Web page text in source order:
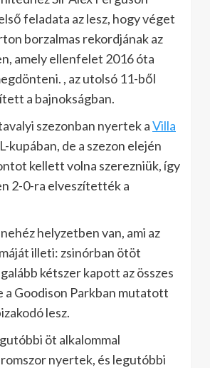
feladata az lesz, hogy véget
borzalmas rekordjának az
amely ellenfelet 2016 óta
, az utolsó 11-ből
a bajnokságban.
szezonban nyertek aVilla
kupában, de a szezon elején
kellett volna szerezniük, így
2-0-ra elveszítették a
helyzetben van, ami az
illeti: zsinórban ötöt
kétszer kapott az összes
a Goodison Parkban mutatott
lesz.
öt alkalommal
nyertek, és legutóbbi